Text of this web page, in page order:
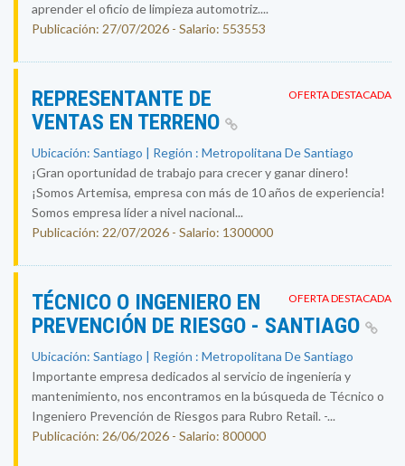
aprender el oficio de limpieza automotriz....
Publicación: 27/07/2026 - Salario: 553553
OFERTA DESTACADA
REPRESENTANTE DE
VENTAS EN TERRENO
Ubicación: Santiago | Región : Metropolitana De Santiago
¡Gran oportunidad de trabajo para crecer y ganar dinero!
¡Somos Artemisa, empresa con más de 10 años de experiencia!
Somos empresa líder a nivel nacional...
Publicación: 22/07/2026 - Salario: 1300000
OFERTA DESTACADA
TÉCNICO O INGENIERO EN
PREVENCIÓN DE RIESGO - SANTIAGO
Ubicación: Santiago | Región : Metropolitana De Santiago
Importante empresa dedicados al servicio de ingeniería y
mantenimiento, nos encontramos en la búsqueda de Técnico o
Ingeniero Prevención de Riesgos para Rubro Retail. -...
Publicación: 26/06/2026 - Salario: 800000